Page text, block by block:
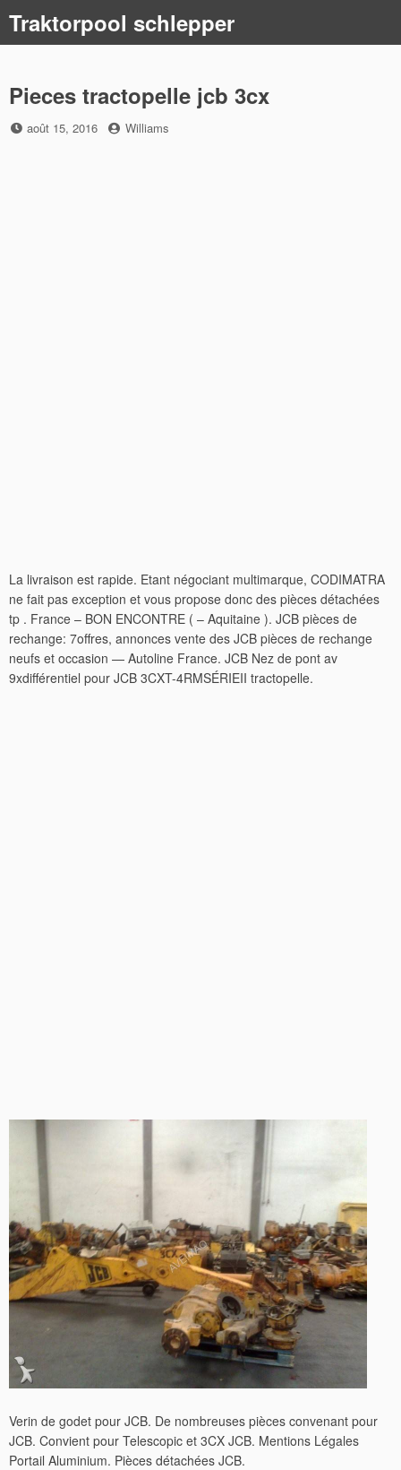
content
Traktorpool schlepper
Pieces tractopelle jcb 3cx
Posted
août 15, 2016 by
Williams
La livraison est rapide. Etant négociant multimarque, CODIMATRA
ne fait pas exception et vous propose donc des pièces détachées
tp . France – BON ENCONTRE ( – Aquitaine ). JCB pièces de
rechange: 7offres, annonces vente des JCB pièces de rechange
neufs et occasion — Autoline France. JCB Nez de pont av
9xdifférentiel pour JCB 3CXT-4RMSÉRIEII tractopelle.
Verin de godet pour JCB. De nombreuses pièces convenant pour
JCB. Convient pour Telescopic et 3CX JCB. Mentions Légales
Portail Aluminium. Pièces détachées JCB.